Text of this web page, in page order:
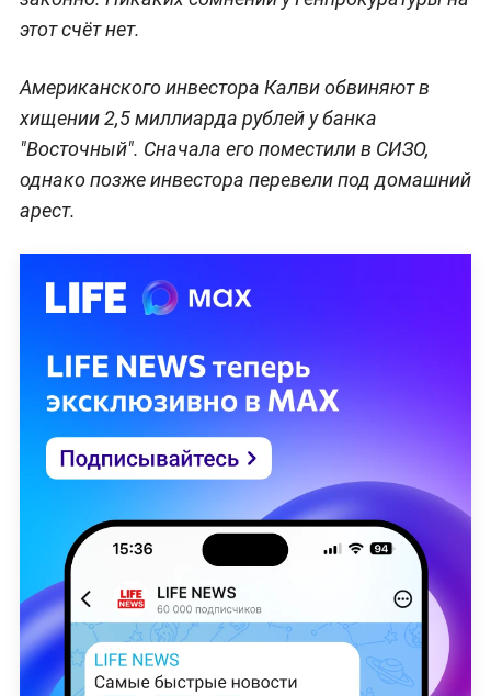
этот счёт нет.
Американского инвестора Калви обвиняют в
хищении 2,5 миллиарда рублей у банка
"Восточный". Сначала его поместили в СИЗО,
однако позже инвестора перевели под домашний
арест.